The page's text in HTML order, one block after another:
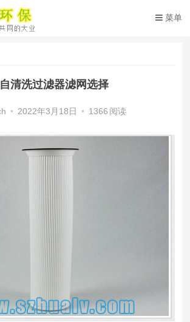
菜单
自清洗过滤器滤网选择
• 2022年3月18日 • 1366 阅读